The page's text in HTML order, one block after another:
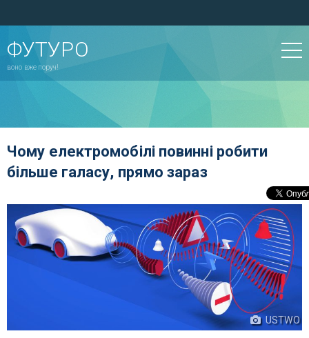
ФУТУРО
воно вже поруч!
Чому електромобілі повинні робити
більше галасу, прямо зараз
USTWO